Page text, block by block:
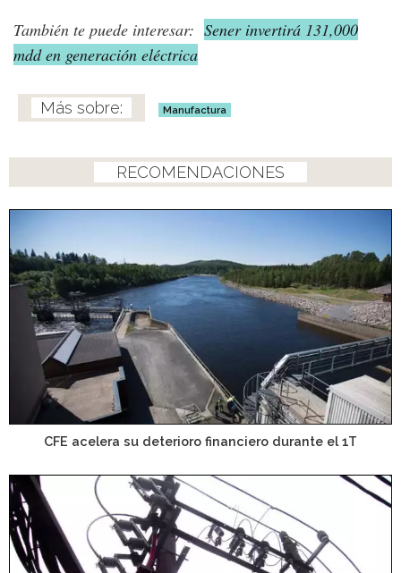
También te puede interesar: Sener invertirá 131,000
mdd en generación eléctrica
Manufactura
RECOMENDACIONES
CFE acelera su deterioro financiero durante el 1T